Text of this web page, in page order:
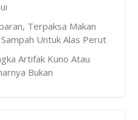
Terpaksa Makan
Untuk Alas Perut
Artifak Kuno Atau
Bukan